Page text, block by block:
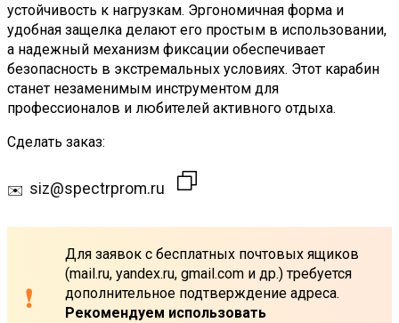
устойчивость к нагрузкам. Эргономичная форма и
удобная защелка делают его простым в использовании,
а надежный механизм фиксации обеспечивает
безопасность в экстремальных условиях. Этот карабин
станет незаменимым инструментом для
профессионалов и любителей активного отдыха.
Сделать заказ:
siz@spectrprom.ru
Для заявок с бесплатных почтовых ящиков
(mail.ru, yandex.ru, gmail.com и др.) требуется
дополнительное подтверждение адреса.
Рекомендуем использовать